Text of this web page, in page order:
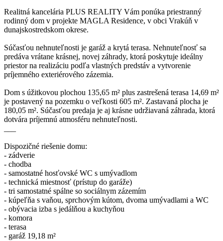
Realitná kancelária PLUS REALITY Vám ponúka priestranný
rodinný dom v projekte MAGLA Residence, v obci Vrakúň v
dunajskostredskom okrese.
Súčasťou nehnuteľnosti je garáž a krytá terasa. Nehnuteľnosť sa
predáva vrátane krásnej, novej záhrady, ktorá poskytuje ideálny
priestor na realizáciu podľa vlastných predstáv a vytvorenie
príjemného exteriérového zázemia.
Dom s úžitkovou plochou 135,65 m² plus zastrešená terasa 14,69 m²
je postavený na pozemku o veľkosti 605 m². Zastavaná plocha je
180,05 m². Súčasťou predaja je aj krásne udržiavaná záhrada, ktorá
dotvára príjemnú atmosféru nehnuteľnosti.
Dispozičné riešenie domu:
- zádverie
- chodba
- samostatné hosťovské WC s umývadlom
- technická miestnosť (prístup do garáže)
- tri samostatné spálne so sociálnym zázemím
- kúpeľňa s vaňou, sprchovým kútom, dvoma umývadlami a WC
- obývacia izba s jedálňou a kuchyňou
- komora
- terasa
- garáž 19,18 m²